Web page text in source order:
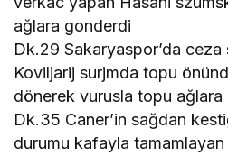
ağlara gonderdi
Dk.29 Sakaryaspor’da ceza
Koviljarij surjmda topu
dönerek vurusla topu ağlara
Dk.35 Caner’in sağdan
durumu kafayla tamamlayan